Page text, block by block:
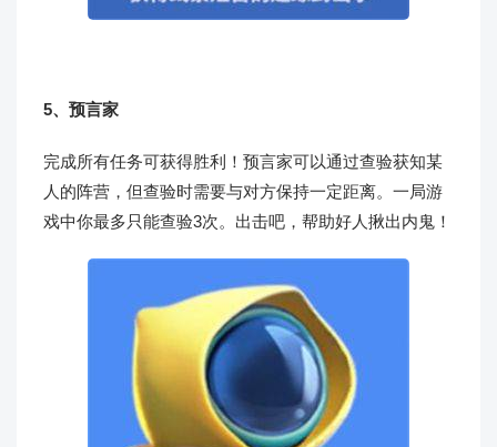
5、预言家
完成所有任务可获得胜利！预言家可以通过查验获知某
人的阵营，但查验时需要与对方保持一定距离。一局游
戏中你最多只能查验3次。出击吧，帮助好人揪出内鬼！